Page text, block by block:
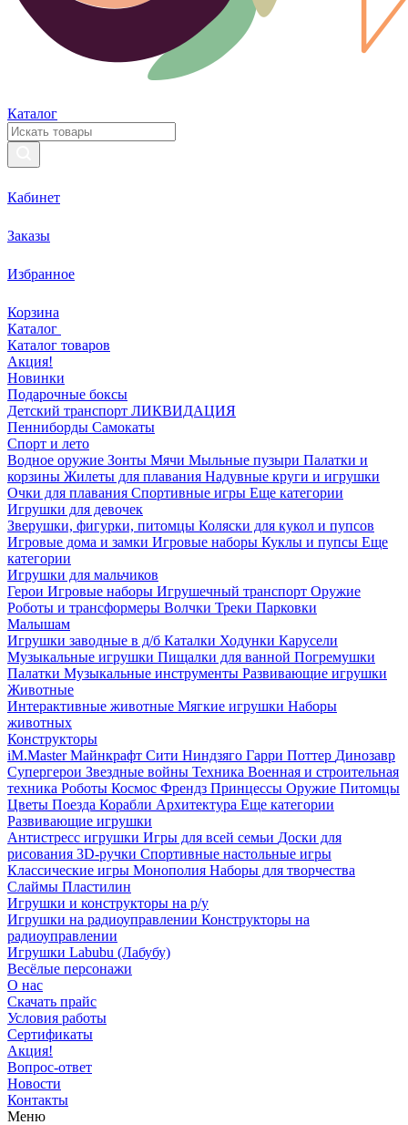
Каталог
Кабинет
Заказы
Избранное
Корзина
Каталог
Каталог товаров
Акция!
Новинки
Подарочные боксы
Детский транспорт ЛИКВИДАЦИЯ
Пенниборды Самокаты
Спорт и лето
Водное оружие Зонты Мячи Мыльные пузыри Палатки и
корзины Жилеты для плавания Надувные круги и игрушки
Очки для плавания Спортивные игры Еще категории
Игрушки для девочек
Зверушки, фигурки, питомцы Коляски для кукол и пупсов
Игровые дома и замки Игровые наборы Куклы и пупсы Еще
категории
Игрушки для мальчиков
Герои Игровые наборы Игрушечный транспорт Оружие
Роботы и трансформеры Волчки Треки Парковки
Малышам
Игрушки заводные в д/б Каталки Ходунки Карусели
Музыкальные игрушки Пищалки для ванной Погремушки
Палатки Музыкальные инструменты Развивающие игрушки
Животные
Интерактивные животные Мягкие игрушки Наборы
животных
Конструкторы
iM.Master Майнкрафт Сити Ниндзяго Гарри Поттер Динозавр
Супергерои Звездные войны Техника Военная и строительная
техника Роботы Космос Френдз Принцессы Оружие Питомцы
Цветы Поезда Корабли Архитектура Еще категории
Развивающие игрушки
Антистресс игрушки Игры для всей семьи Доски для
рисования 3D-ручки Спортивные настольные игры
Классические игры Монополия Наборы для творчества
Слаймы Пластилин
Игрушки и конструкторы на р/у
Игрушки на радиоуправлении Конструкторы на
радиоуправлении
Игрушки Labubu (Лабубу)
Весёлые персонажи
О нас
Скачать прайс
Условия работы
Сертификаты
Акция!
Вопрос-ответ
Новости
Контакты
Меню